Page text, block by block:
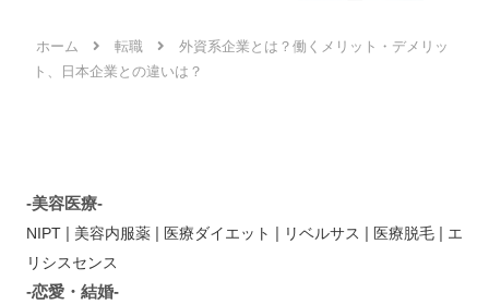
ホーム 転職
外資系企業とは？働くメリット・デメリッ
ト、日本企業との違いは？
-美容医療-
NIPT | 美容内服薬 | 医療ダイエット | リベルサス | 医療脱毛 | エ
リシスセンス
-恋愛・結婚-